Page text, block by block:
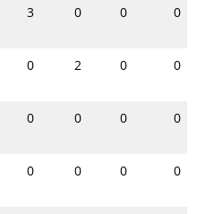
3 0 0 0
0 2 0 0
0 0 0 0
0 0 0 0